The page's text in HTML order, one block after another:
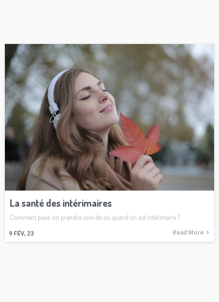
La santé des intérimaires
9 FÉV, 23
Comment peut-on prendre soin de soi quand on est intérimaire ?
Read More